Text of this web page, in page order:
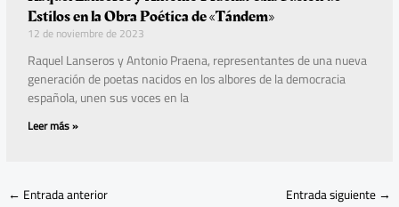
Estilos en la Obra Poética de «Tándem»
12 de noviembre de 2023
Raquel Lanseros y Antonio Praena, representantes de una nueva
generación de poetas nacidos en los albores de la democracia
española, unen sus voces en la
Leer más »
← Entrada anterior Entrada siguiente→